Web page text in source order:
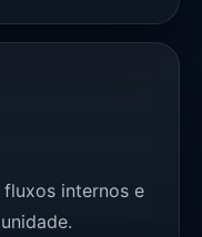
internos e